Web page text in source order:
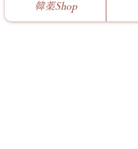
韓薬Shop